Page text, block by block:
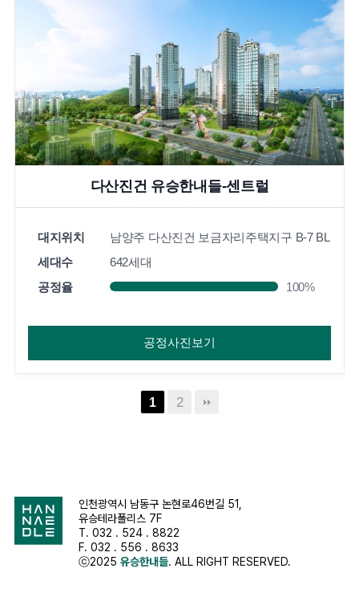
인천광역시 남동구 논현로46번길 51,
유승테라폴리스 7F
T. 032 . 524 . 8822
F. 032 . 556 . 8633
ⓒ2025 유승한내들. ALL RIGHT RESERVED.